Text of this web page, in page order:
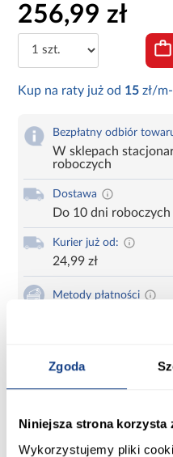
Zgoda
Niniejsza strona korzysta
Wykorzystujemy pliki
256,99 zł
Kup na raty już od 15 zł/
Bezpłatny odbiór
W sklepach
roboczych
Dostawa
Do 10 dni roboczych
Kurier już od:
24,99 zł
Metody płatności
Zadzwoń i zamów
Drukuj